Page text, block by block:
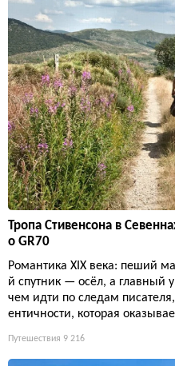
Тропа Стивенсона в
о GR70
Романтика XIX века: пеший
й спутник — осёл, а главный
чем идти по следам
ентичности, которая
Путешествия 9 216